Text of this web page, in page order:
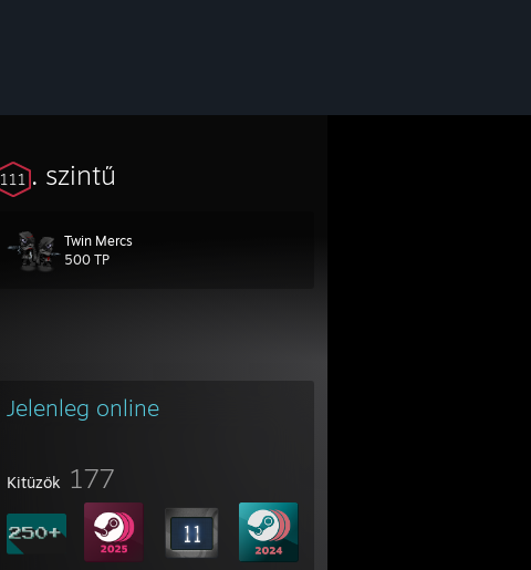
111 . szintű
Twin Mercs
500 TP
Jelenleg online
Kitűzők 177